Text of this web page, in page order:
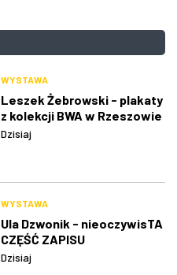
WYSTAWA
Leszek Żebrowski - plakaty
z kolekcji BWA w Rzeszowie
Dzisiaj
WYSTAWA
Ula Dzwonik - nieoczywisTA
CZĘŚĆ ZAPISU
Dzisiaj